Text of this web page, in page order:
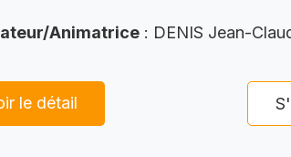
Animatrice : DENIS Jean-
le détail